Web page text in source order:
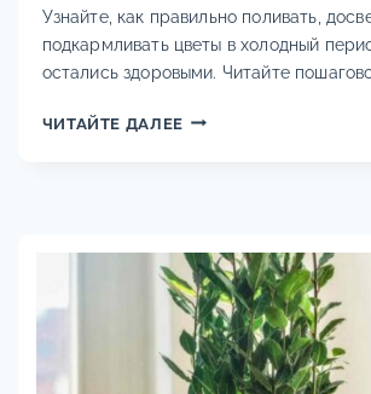
Узнайте, как правильно поливать,
подкармливать цветы в холодный
остались здоровыми. Читайте
ЧИТАЙТЕ ДАЛЕЕУХОД
СВЕТ
И
УКРЫТИЕ